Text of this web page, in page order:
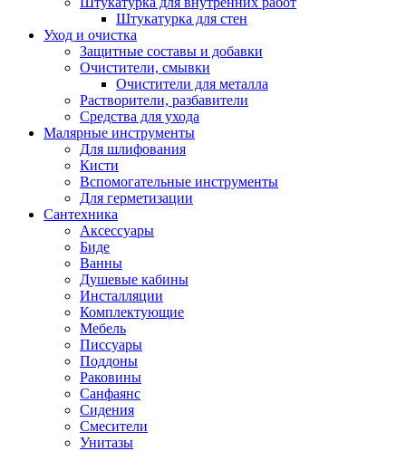
Штукатурка для стен
Уход и очистка
Защитные составы и добавки
Очистители, смывки
Очистители для металла
Растворители, разбавители
Средства для ухода
Малярные инструменты
Для шлифования
Кисти
Вспомогательные инструменты
Для герметизации
Сантехника
Аксессуары
Биде
Ванны
Душевые кабины
Инсталляции
Комплектующие
Мебель
Писсуары
Поддоны
Раковины
Санфаянс
Сидения
Смесители
Унитазы